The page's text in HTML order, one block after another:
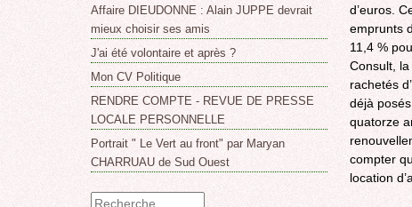
d’euros.
emprunts
11,4 %
Consult,
rachetés
déjà
quatorze
compter
location
Affaire DIEUDONNE : Alain JUPPE devrait
mieux choisir ses amis
J'ai été volontaire et après ?
Mon CV Politique
RENDRE COMPTE - REVUE DE PRESSE
LOCALE PERSONNELLE
Portrait " Le Vert au front" par Maryan
CHARRUAU de Sud Ouest